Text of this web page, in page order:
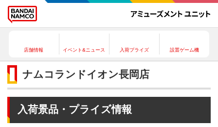
店舗情報 イベント&ニュース 入荷プライズ 設置ゲーム機
ナムコランドイオン長岡店
入荷景品・プライズ情報